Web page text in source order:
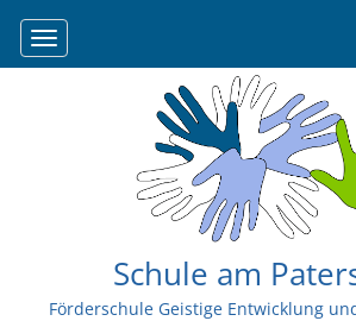
überspringen
Schule am
Förderschule Geistige Entwicklung